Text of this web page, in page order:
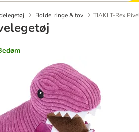
Bolde, ringe & tov TIAKI T-Rex